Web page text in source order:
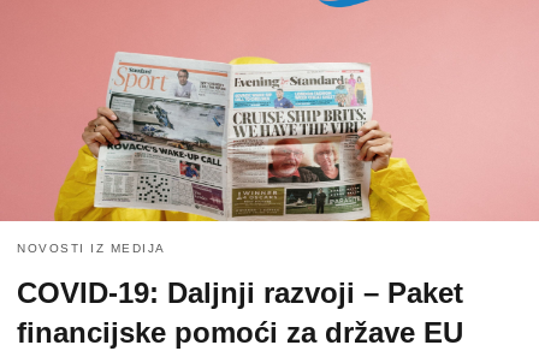
NOVOSTI IZ MEDIJA
COVID-19: Daljnji razvoji – Paket
financijske pomoći za države EU